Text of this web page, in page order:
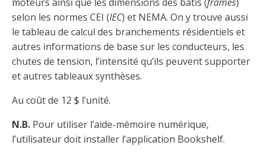
selon les normes CEI (IEC) et NEMA. On y trouve aussi
le tableau de calcul des branchements résidentiels et
autres informations de base sur les conducteurs, les
chutes de tension, l’intensité qu’ils peuvent supporter
et autres tableaux synthèses.
Au coût de 12 $ l’unité.
N.B. Pour utiliser l’aide-mémoire numérique,
l’utilisateur doit installer l’application Bookshelf.